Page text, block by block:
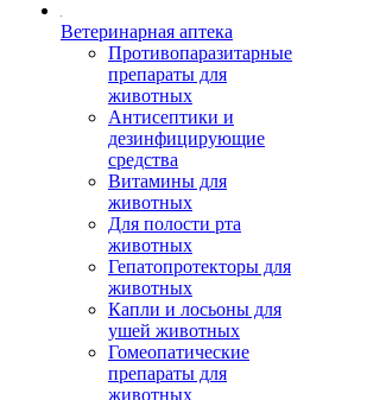
Ветеринарная аптека
Противопаразитарные
препараты для
животных
Антисептики и
дезинфицирующие
средства
Витамины для
животных
Для полости рта
животных
Гепатопротекторы для
животных
Капли и лосьоны для
ушей животных
Гомеопатические
препараты для
животных